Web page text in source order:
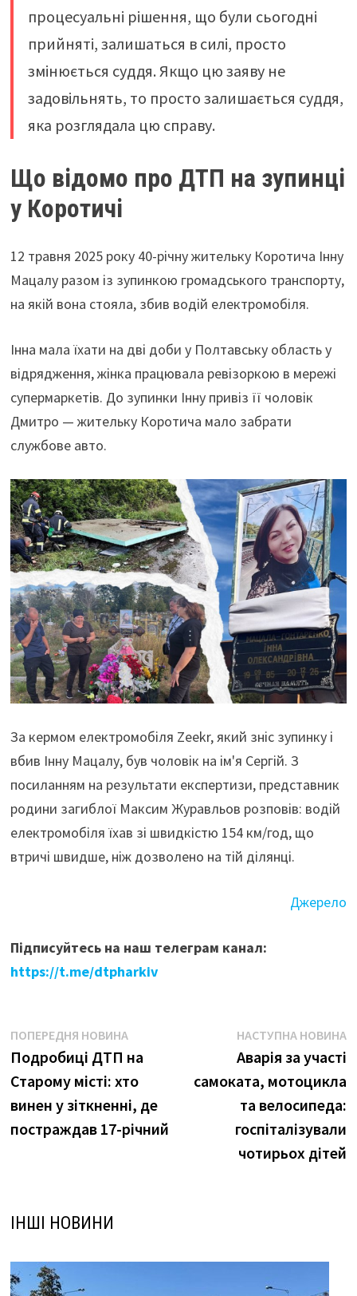
процесуальні рішення, що були сьогодні
прийняті, залишаться в силі, просто
змінюється суддя. Якщо цю заяву не
задовільнять, то просто залишається суддя,
яка розглядала цю справу.
Що відомо про ДТП на зупинці
у Коротичі
12 травня 2025 року 40-річну жительку Коротича Інну
Мацалу разом із зупинкою громадського транспорту,
на якій вона стояла, збив водій електромобіля.
Інна мала їхати на дві доби у Полтавську область у
відрядження, жінка працювала ревізоркою в мережі
супермаркетів. До зупинки Інну привіз її чоловік
Дмитро — жительку Коротича мало забрати
службове авто.
За кермом електромобіля Zeekr, який зніс зупинку і
вбив Інну Мацалу, був чоловік на ім'я Сергій. З
посиланням на результати експертизи, представник
родини загиблої Максим Журавльов розповів: водій
електромобіля їхав зі швидкістю 154 км/год, що
втричі швидше, ніж дозволено на тій ділянці.
Джерело
Підписуйтесь на наш телеграм канал:
https://t.me/dtpharkiv
Навігація
записів
ПОПЕРЕДНЯ НОВИНАПопередня
новина:
Подробиці ДТП на
Старому місті: хто
винен у зіткненні, де
постраждав 17-річний
НАСТУПНА НОВИНА
Аварія за участі
самоката, мотоцикла
та велосипеда:
госпіталізували
чотирьох дітей
ІНШІ НОВИНИ